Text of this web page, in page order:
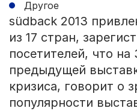
Другое
südback 2013
из 17 стран,
посетителей, что
предыдущей
кризиса, говорит о
популярности